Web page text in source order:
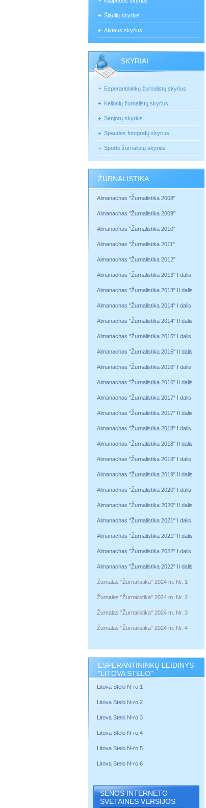
Šiaulių skyrius
Alytaus skyrius
SKYRIAI
Esperantininkų žurnalistų skyrius
Kelionių žurnalistų skyrius
Senjorų skyrius
Spaudos fotografų skyrius
Sporto žurnalistų skyrius
ŽURNALISTIKA
Almanachas "Žurnalistika 2008"
Almanachas "Žurnalistika 2009"
Almanachas "Žurnalistika 2010"
Almanachas "Žurnalistika 2011"
Almanachas "Žurnalistika 2012"
Almanachas "Žurnalistika 2013" I dalis
Almanachas "Žurnalistika 2013" II dalis
Almanachas "Žurnalistika 2014" I dalis
Almanachas "Žurnalistika 2014" II dalis
Almanachas "Žurnalistika 2015" I dalis
Almanachas "Žurnalistika 2015" II dalis
Almanachas "Žurnalistika 2016" I dalis
Almanachas "Žurnalistika 2016" II dalis
Almanachas "Žurnalistika 2017" I dalis
Almanachas "Žurnalistika 2017" II dalis
Almanachas "Žurnalistika 2018" I dalis
Almanachas "Žurnalistika 2018" II dalis
Almanachas "Žurnalistika 2019" I dalis
Almanachas "Žurnalistika 2019" II dalis
Almanachas "Žurnalistika 2020" I dalis
Almanachas "Žurnalistika 2020" II dalis
Almanachas "Žurnalistika 2021" I dalis
Almanachas "Žurnalistika 2021" II dalis
Almanachas "Žurnalistika 2022" I dalis
Almanachas "Žurnalistika 2022" II dalis
Žurnalas "Žurnalistika" 2024 m. Nr. 1
Žurnalas "Žurnalistika" 2024 m. Nr. 2
Žurnalas "Žurnalistika" 2024 m. Nr. 3
Žurnalas "Žurnalistika" 2024 m. Nr. 4
ESPERANTININKŲ LEIDINYS
"LITOVA STELO"
Litova Stelo N-ro 1
Litova Stelo N-ro 2
Litova Stelo N-ro 3
Litova Stelo N-ro 4
Litova Stelo N-ro 5
Litova Stelo N-ro 6
SENOS INTERNETO
SVETAINĖS VERSIJOS